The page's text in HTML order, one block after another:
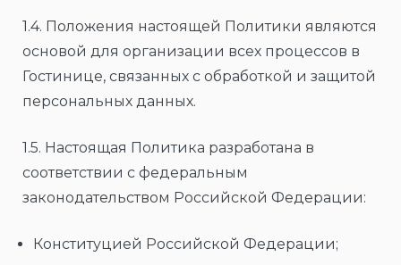
1.4. Положения настоящей Политики являются
основой для организации всех процессов в
Гостинице, связанных с обработкой и защитой
персональных данных.
1.5. Настоящая Политика разработана в
соответствии с федеральным
законодательством Российской Федерации:
Конституцией Российской Федерации;